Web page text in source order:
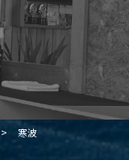
> 寒波